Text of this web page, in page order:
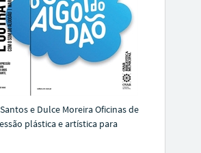
e Dulce Moreira Oficinas de
plástica e artística para